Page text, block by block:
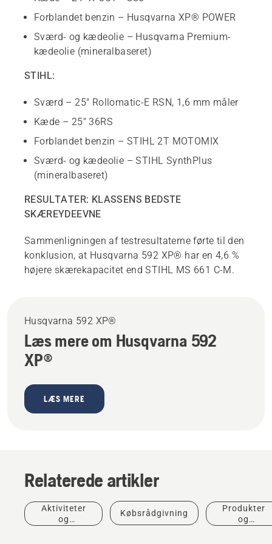
Forblandet benzin – Husqvarna XP® POWER
Sværd- og kædeolie – Husqvarna Premium-
kædeolie (mineralbaseret)
STIHL:
Sværd – 25" Rollomatic-E RSN, 1,6 mm måler
Kæde – 25" 36RS
Forblandet benzin – STIHL 2T MOTOMIX
Sværd- og kædeolie – STIHL SynthPlus
(mineralbaseret)
RESULTATER: KLASSENS BEDSTE
SKÆREYDEEVNE
Sammenligningen af testresultaterne førte til den
konklusion, at Husqvarna 592 XP® har en 4,6 %
højere skærekapacitet end STIHL MS 661 C-M.
Husqvarna 592 XP®
Læs mere om Husqvarna 592
XP®
LÆS MERE
Relaterede artikler
Aktiviteter
og
Købsrådgivning
Produkter
og